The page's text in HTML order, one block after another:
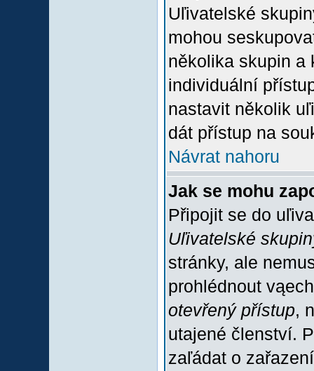
Uľivatelské
mohou
několika skupin a
individuální
nastavit několik
dát přístup na
Návrat nahoru
Jak se mohu
Připojit se do
Uľivatelské
stránky, ale
prohlédnout
otevřený přístup,
utajené členství.
zaľádat o